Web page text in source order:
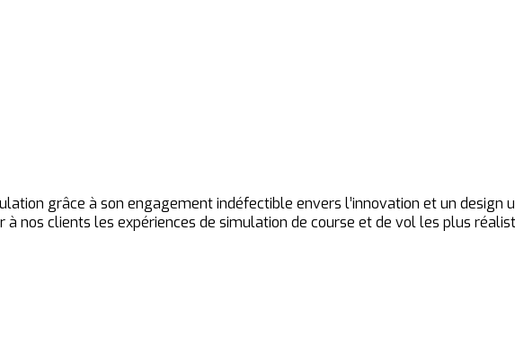
grâce à son engagement indéfectible envers l’innovation et un design
nos clients les expériences de simulation de course et de vol les plus